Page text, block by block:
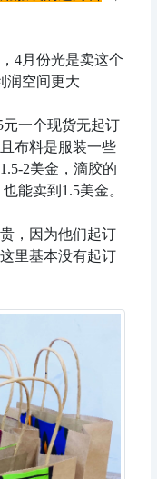
4月份光是卖这个
润空间更大
元一个现货无起订
布料是服装一些
2美金，滴胶的
能卖到1.5美金。
，因为他们起订
里基本没有起订